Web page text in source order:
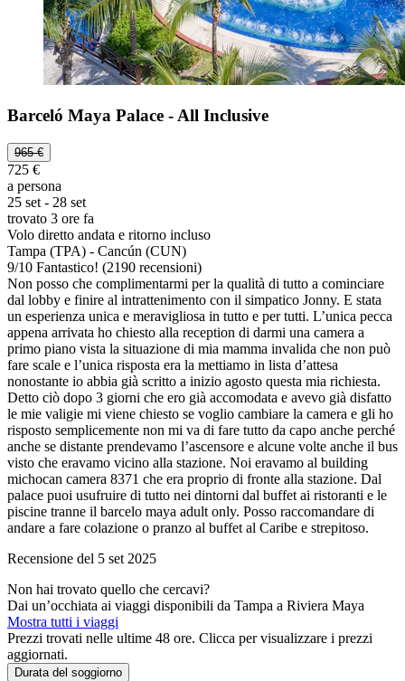
Barceló Maya Palace - All Inclusive
965 €
725 €
a persona
25 set - 28 set
trovato 3 ore fa
Volo diretto andata e ritorno incluso
Tampa (TPA) - Cancún (CUN)
9/10 Fantastico! (2190 recensioni)
Non posso che complimentarmi per la qualità di tutto a cominciare
dal lobby e finire al intrattenimento con il simpatico Jonny. E stata
un esperienza unica e meravigliosa in tutto e per tutti. L’unica pecca
appena arrivata ho chiesto alla reception di darmi una camera a
primo piano vista la situazione di mia mamma invalida che non può
fare scale e l’unica risposta era la mettiamo in lista d’attesa
nonostante io abbia già scritto a inizio agosto questa mia richiesta.
Detto ciò dopo 3 giorni che ero già accomodata e avevo già disfatto
le mie valigie mi viene chiesto se voglio cambiare la camera e gli ho
risposto semplicemente non mi va di fare tutto da capo anche perché
anche se distante prendevamo l’ascensore e alcune volte anche il bus
visto che eravamo vicino alla stazione. Noi eravamo al building
michocan camera 8371 che era proprio di fronte alla stazione. Dal
palace puoi usufruire di tutto nei dintorni dal buffet ai ristoranti e le
piscine tranne il barcelo maya adult only. Posso raccomandare di
andare a fare colazione o pranzo al buffet al Caribe e strepitoso.
Recensione del 5 set 2025
Non hai trovato quello che cercavi?
Dai un’occhiata ai viaggi disponibili da Tampa a Riviera Maya
Mostra tutti i viaggi
Prezzi trovati nelle ultime 48 ore. Clicca per visualizzare i prezzi
aggiornati.
Durata del soggiorno